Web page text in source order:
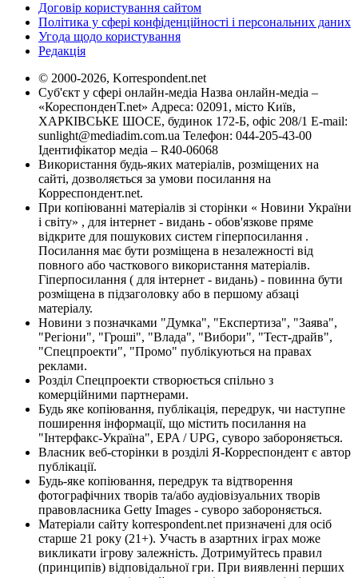
Договір користування сайтом
Політика у сфері конфіденційності і персональних даних
Угода щодо користування
Редакція
© 2000-2026, Korrespondent.net
Суб'єкт у сфері онлайн-медіа Назва онлайн-медіа –
«КореспонденТ.net» Адреса: 02091, місто Київ,
ХАРКІВСЬКЕ ШОСЕ, будинок 172-Б, офіс 208/1 E-mail:
sunlight@mediadim.com.ua Телефон: 044-205-43-00
Ідентифікатор медіа – R40-06068
Використання будь-яких матеріалів, розміщених на
сайті, дозволяється за умови посилання на
Корреспондент.net.
При копіюванні матеріалів зі сторінки « Новини України
і світу» , для інтернет - видань - обов'язкове пряме
відкрите для пошукових систем гіперпосилання .
Посилання має бути розміщена в незалежності від
повного або часткового використання матеріалів.
Гіперпосилання ( для інтернет - видань) - повинна бути
розміщена в підзаголовку або в першому абзаці
матеріалу.
Новини з позначками "Думка", "Експертиза", "Заява",
"Регіони", "Гроші", "Влада", "Вибори", "Тест-драйв",
"Спецпроекти", "Промо" публікуються на правах
реклами.
Розділ Спецпроекти створюється спільно з
комерційними партнерами.
Будь яке копіювання, публікація, передрук, чи наступне
поширення інформації, що містить посилання на
"Інтерфакс-Україна", EPA / UPG, суворо забороняється.
Власник веб-сторінки в розділі Я-Корреспондент є автор
публікації.
Будь-яке копіювання, передрук та відтворення
фотографічних творів та/або аудіовізуальних творів
правовласника Getty Images - суворо забороняється.
Матеріали сайту korrespondent.net призначені для осіб
старше 21 року (21+). Участь в азартних іграх може
викликати ігрову залежність. Дотримуйтесь правил
(принципів) відповідальної гри. При виявленні перших